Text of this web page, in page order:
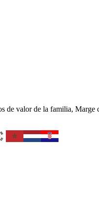
de valor de la familia, Marge